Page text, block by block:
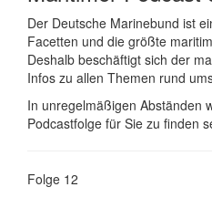
Der Deutsche Marinebund ist
Facetten und die größte
Deshalb beschäftigt sich der
Infos zu allen Themen rund
In unregelmäßigen Abständen
Podcastfolge für Sie zu finden
Folge 12